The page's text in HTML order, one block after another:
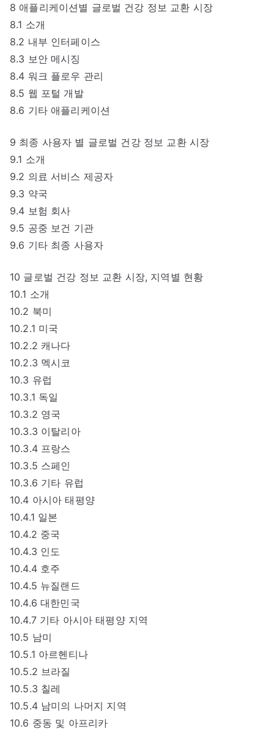
8 애플리케이션별 글로벌 건강 정보 교환 시장
8.1 소개
8.2 내부 인터페이스
8.3 보안 메시징
8.4 워크 플로우 관리
8.5 웹 포털 개발
8.6 기타 애플리케이션
9 최종 사용자 별 글로벌 건강 정보 교환 시장
9.1 소개
9.2 의료 서비스 제공자
9.3 약국
9.4 보험 회사
9.5 공중 보건 기관
9.6 기타 최종 사용자
10 글로벌 건강 정보 교환 시장, 지역별 현황
10.1 소개
10.2 북미
10.2.1 미국
10.2.2 캐나다
10.2.3 멕시코
10.3 유럽
10.3.1 독일
10.3.2 영국
10.3.3 이탈리아
10.3.4 프랑스
10.3.5 스페인
10.3.6 기타 유럽
10.4 아시아 태평양
10.4.1 일본
10.4.2 중국
10.4.3 인도
10.4.4 호주
10.4.5 뉴질랜드
10.4.6 대한민국
10.4.7 기타 아시아 태평양 지역
10.5 남미
10.5.1 아르헨티나
10.5.2 브라질
10.5.3 칠레
10.5.4 남미의 나머지 지역
10.6 중동 및 아프리카